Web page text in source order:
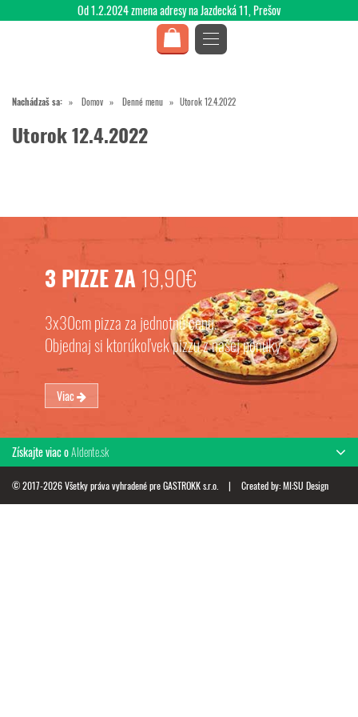
Nachádzaš sa: Domov Denné menu Utorok 12.4.2022
Utorok 12.4.2022
3 PIZZE ZA 19,90€
3x30cm pizza za jednotnú cenu.
Objednaj si ktorúkoľvek pizzu z našej ponuky
Viac
Získajte viac oAldente.sk
© 2017-2026 Všetky práva vyhradené pre GASTROKK s.r.o. | Created by:MI:SU Design
Od 1.2.2024 zmena adresy na Jazdecká 11, Prešov